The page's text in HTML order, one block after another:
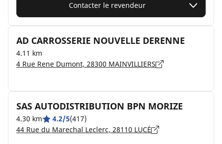
Contacter le revendeur
AD CARROSSERIE NOUVELLE DERENNE
4.11 km
4 Rue Rene Dumont, 28300 MAINVILLIERS
SAS AUTODISTRIBUTION BPN MORIZE
4.30 km 4.2/5(417)
44 Rue du Marechal Leclerc, 28110 LUCÉ